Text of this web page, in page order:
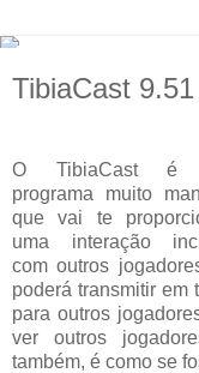
TibiaCast 9.51
O TibiaCast é
programa muito
que vai te
uma interação
com outros
poderá transmitir em
para outros
ver outros
também, é como se